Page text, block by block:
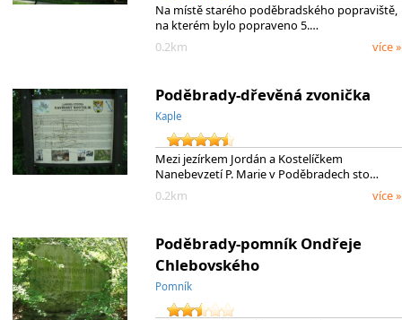
Na místě starého poděbradského popraviště,
na kterém bylo popraveno 5.…
0.2km
více »
Poděbrady-dřevěná zvonička
Kaple
Mezi jezírkem Jordán a Kostelíčkem
Nanebevzetí P. Marie v Poděbradech sto…
0.2km
více »
Poděbrady-pomník Ondřeje
Chlebovského
Pomník